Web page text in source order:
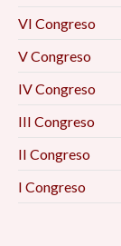
VI Congreso
V Congreso
IV Congreso
III Congreso
II Congreso
I Congreso